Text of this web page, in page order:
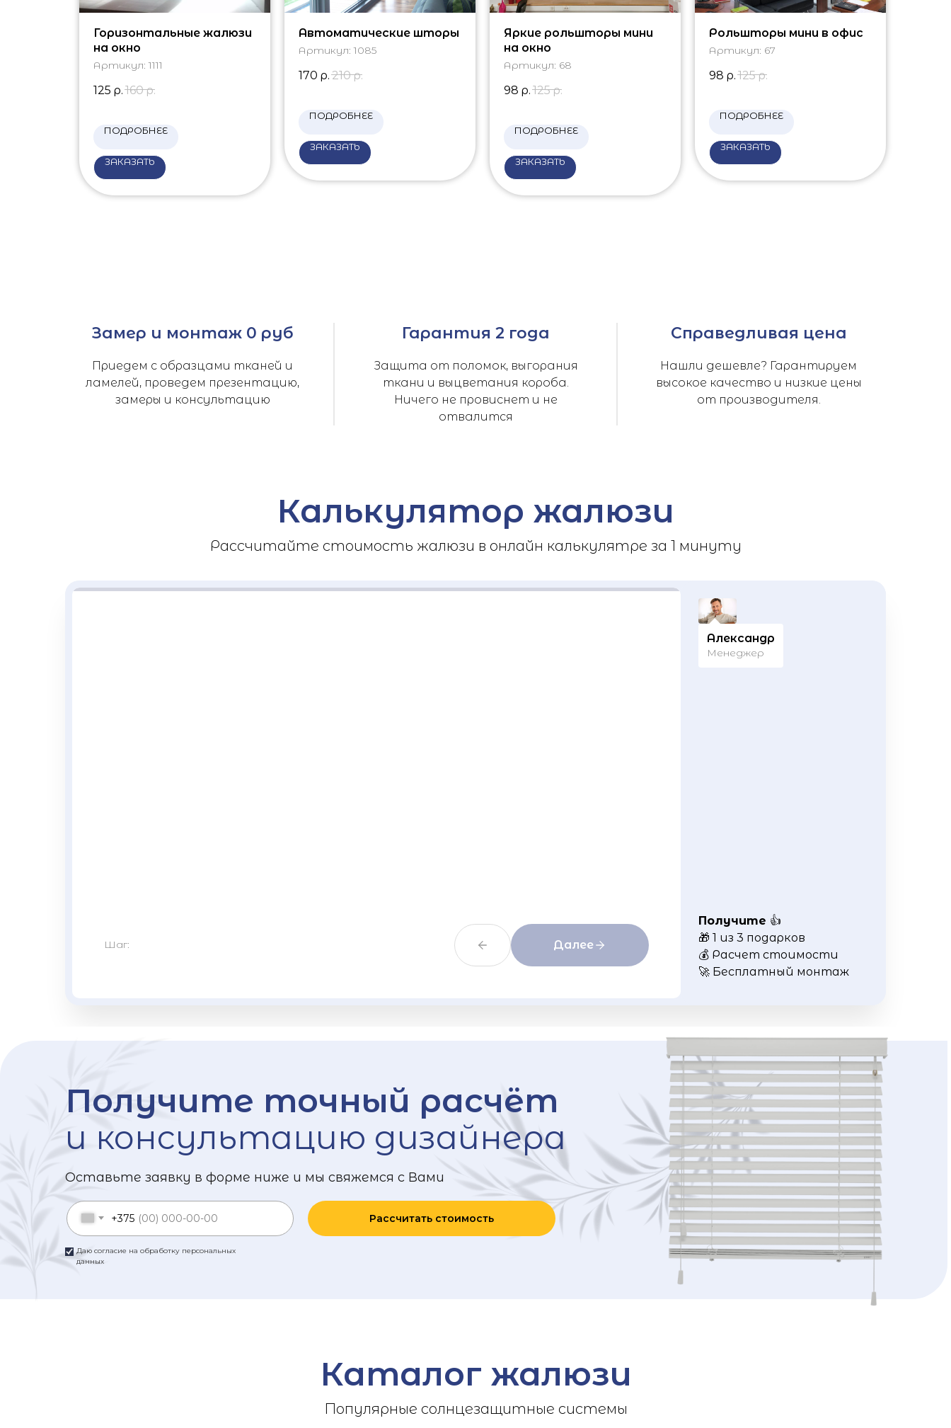
Горизонтальные жалюзи
на окно
Артикул: 1111
125 р. 160 р.
ПОДРОБНЕЕ
ЗАКАЗАТЬ
Автоматические шторы
Артикул: 1085
170 р. 210 р.
ПОДРОБНЕЕ
ЗАКАЗАТЬ
Яркие рольшторы мини
на окно
Артикул: 68
98 р. 125 р.
ПОДРОБНЕЕ
ЗАКАЗАТЬ
Рольшторы мини в офис
Артикул: 67
98 р. 125 р.
ПОДРОБНЕЕ
ЗАКАЗАТЬ
Замер и монтаж 0 руб
Приедем с образцами тканей и
ламелей, проведем презентацию,
замеры и консультацию
Гарантия 2 года
Защита от поломок, выгорания
ткани и выцветания короба.
Ничего не провиснет и не
отвалится
Справедливая цена
Нашли дешевле? Гарантируем
высокое качество и низкие цены
от производителя.
Калькулятор жалюзи
Рассчитайте стоимость жалюзи в онлайн калькулятре за 1 минуту
Александр
Менеджер
Получите 👍
🎁 1 из 3 подарков
💰 Расчет стоимости
🚀 Бесплатный монтаж
Шаг: Далее
Получите точный расчёт
и консультацию дизайнера
Оставьте заявку в форме ниже и мы свяжемся с Вами
Даю согласие на обработку персональных
данных
+375 Рассчитать стоимость
Каталог жалюзи
Популярные солнцезащитные системы